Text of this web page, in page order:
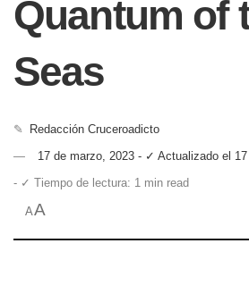
Quantum of
Seas
✎
Redacción Cruceroadicto
17 de marzo, 2023 - ✓ Actualizado el
- ✓ Tiempo de lectura: 1 min read
AA